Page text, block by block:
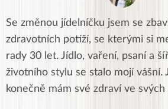
Se změnou jídelníčku jsem se
zdravotních potíží, se kterými si
rady 30 let. Jídlo, vaření, psaní a
životního stylu se stalo mojí vášní.
konečně mám své zdraví ve svých